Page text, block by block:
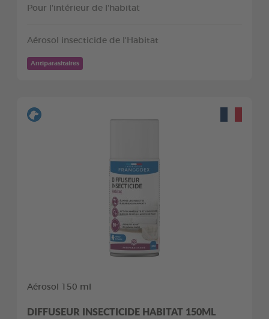
Pour l'intérieur de l'habitat
Aérosol insecticide de l'Habitat
Antiparasitaires
Aérosol 150 ml
DIFFUSEUR INSECTICIDE HABITAT 150ML